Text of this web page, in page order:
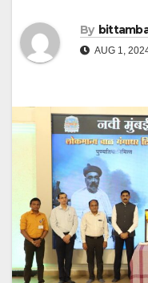
By
AUG 1,